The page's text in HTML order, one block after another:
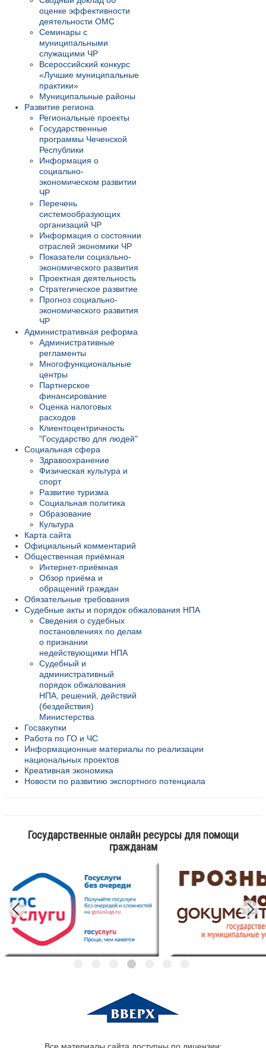
оценке эффективности
деятельности ОМС
Семинары с
муниципальными
служащими ЧР
Всероссийский конкурс
«Лучшие муниципальные
практики»
Муниципальные районы
Развитие региона
Региональные проекты
Государственные
программы Чеченской
Республики
Информация о
социально-
экономическом развитии
ЧР
Перечень
системообразующих
организаций ЧР
Информация о состоянии
отраслей экономики ЧР
Показатели социально-
экономического развития
Проектная деятельность
Стратегическое развитие
Прогноз социально-
экономического развития
ЧР
Административная реформа
Административные
регламенты
Многофункциональные
центры
Партнерское
финансирование
Оценка налоговых
расходов
Клиентоцентричность
"Государство для людей"
Социальная сфера
Здравоохранение
Физическая культура и
спорт
Развитие туризма
Социальная политика
Образование
Культура
Карта сайта
Официальный комментарий
Общественная приёмная
Интернет-приёмная
Обзор приёма и
обращений граждан
Обязательные требования
Судебные акты и порядок обжалования НПА
Сведения о судебных
постановлениях по делам
о признании
недействующими НПА
Судебный и
административный
порядок обжалования
НПА, решений, действий
(бездействия)
Министерства
Госзакупки
Работа по ГО и ЧС
Информационные материалы по реализации
национальных проектов
Креативная экономика
Новости по развитию экспортного потенциала
Государственные онлайн ресурсы для помощи
гражданам